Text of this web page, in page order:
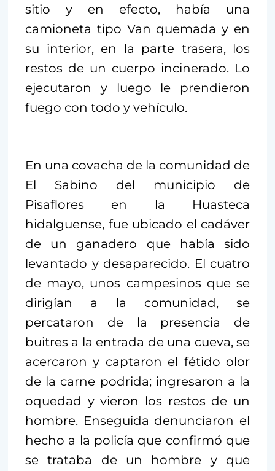
sitio y en efecto, había una
camioneta tipo Van quemada y en
su interior, en la parte trasera, los
restos de un cuerpo incinerado. Lo
ejecutaron y luego le prendieron
fuego con todo y vehículo.
En una covacha de la comunidad de
El Sabino del municipio de
Pisaflores en la Huasteca
hidalguense, fue ubicado el cadáver
de un ganadero que había sido
levantado y desaparecido. El cuatro
de mayo, unos campesinos que se
dirigían a la comunidad, se
percataron de la presencia de
buitres a la entrada de una cueva, se
acercaron y captaron el fétido olor
de la carne podrida; ingresaron a la
oquedad y vieron los restos de un
hombre. Enseguida denunciaron el
hecho a la policía que confirmó que
se trataba de un hombre y que